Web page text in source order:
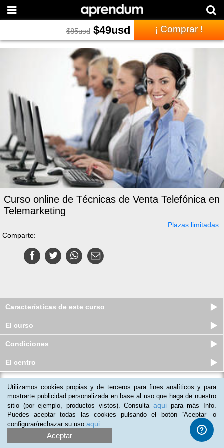
$85usd $49usd ¡ Comprar !
Curso online de Técnicas de Venta Telefónica en
Telemarketing
Plazas limitadas
Comparte:
Características de este curso
El curso
Condiciones
El centro
Curso online de Técnicas y
Procedimientos de Limpieza con
Util...
Plazas limitadas
69usd
Utilizamos cookies propias y de terceros para fines analíticos y para
mostrarte publicidad personalizada en base al uso que haga de nuestro
sitio (por ejemplo, productos vistos). Consulta aqui para más Info.
Puedes aceptar todas las cookies pulsando el botón “Aceptar” o
configurar/rechazar su uso aqui
Aceptar